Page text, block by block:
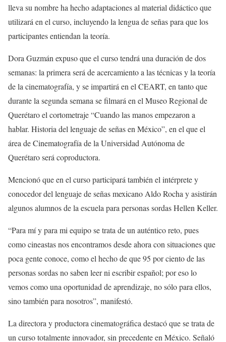
lleva su nombre ha hecho adaptaciones al material didáctico que
utilizará en el curso, incluyendo la lengua de señas para que los
participantes entiendan la teoría.
Dora Guzmán expuso que el curso tendrá una duración de dos
semanas: la primera será de acercamiento a las técnicas y la teoría
de la cinematografía, y se impartirá en el CEART, en tanto que
durante la segunda semana se filmará en el Museo Regional de
Querétaro el cortometraje “Cuando las manos empezaron a
hablar. Historia del lenguaje de señas en México”, en el que el
área de Cinematografía de la Universidad Autónoma de
Querétaro será coproductora.
Mencionó que en el curso participará también el intérprete y
conocedor del lenguaje de señas mexicano Aldo Rocha y asistirán
algunos alumnos de la escuela para personas sordas Hellen Keller.
“Para mí y para mi equipo se trata de un auténtico reto, pues
como cineastas nos encontramos desde ahora con situaciones que
poca gente conoce, como el hecho de que 95 por ciento de las
personas sordas no saben leer ni escribir español; por eso lo
vemos como una oportunidad de aprendizaje, no sólo para ellos,
sino también para nosotros”, manifestó.
La directora y productora cinematográfica destacó que se trata de
un curso totalmente innovador, sin precedente en México. Señaló